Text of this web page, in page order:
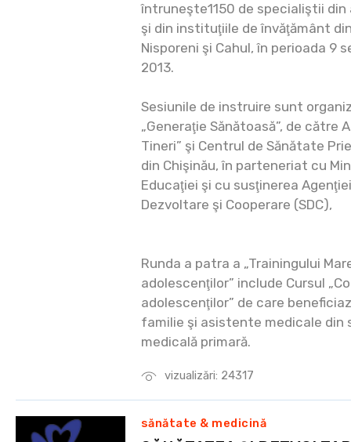
vizualizări: 24317
întruneşte1150 de specialiştii
şi din instituţiile de învăţământ
Nisporeni şi Cahul, în perioada 9
2013.
Sesiunile de instruire sunt
„Generaţie Sănătoasă”, de către
Tineri” şi Centrul de Sănătate
din Chişinău, în parteneriat cu
Educaţiei şi cu susţinerea
Dezvoltare şi Cooperare (SDC),
Runda a patra a „Trainingului
adolescenţilor” include Cursul
adolescenţilor” de care
familie şi asistente medicale din
medicală primară.
sănătate & medicină